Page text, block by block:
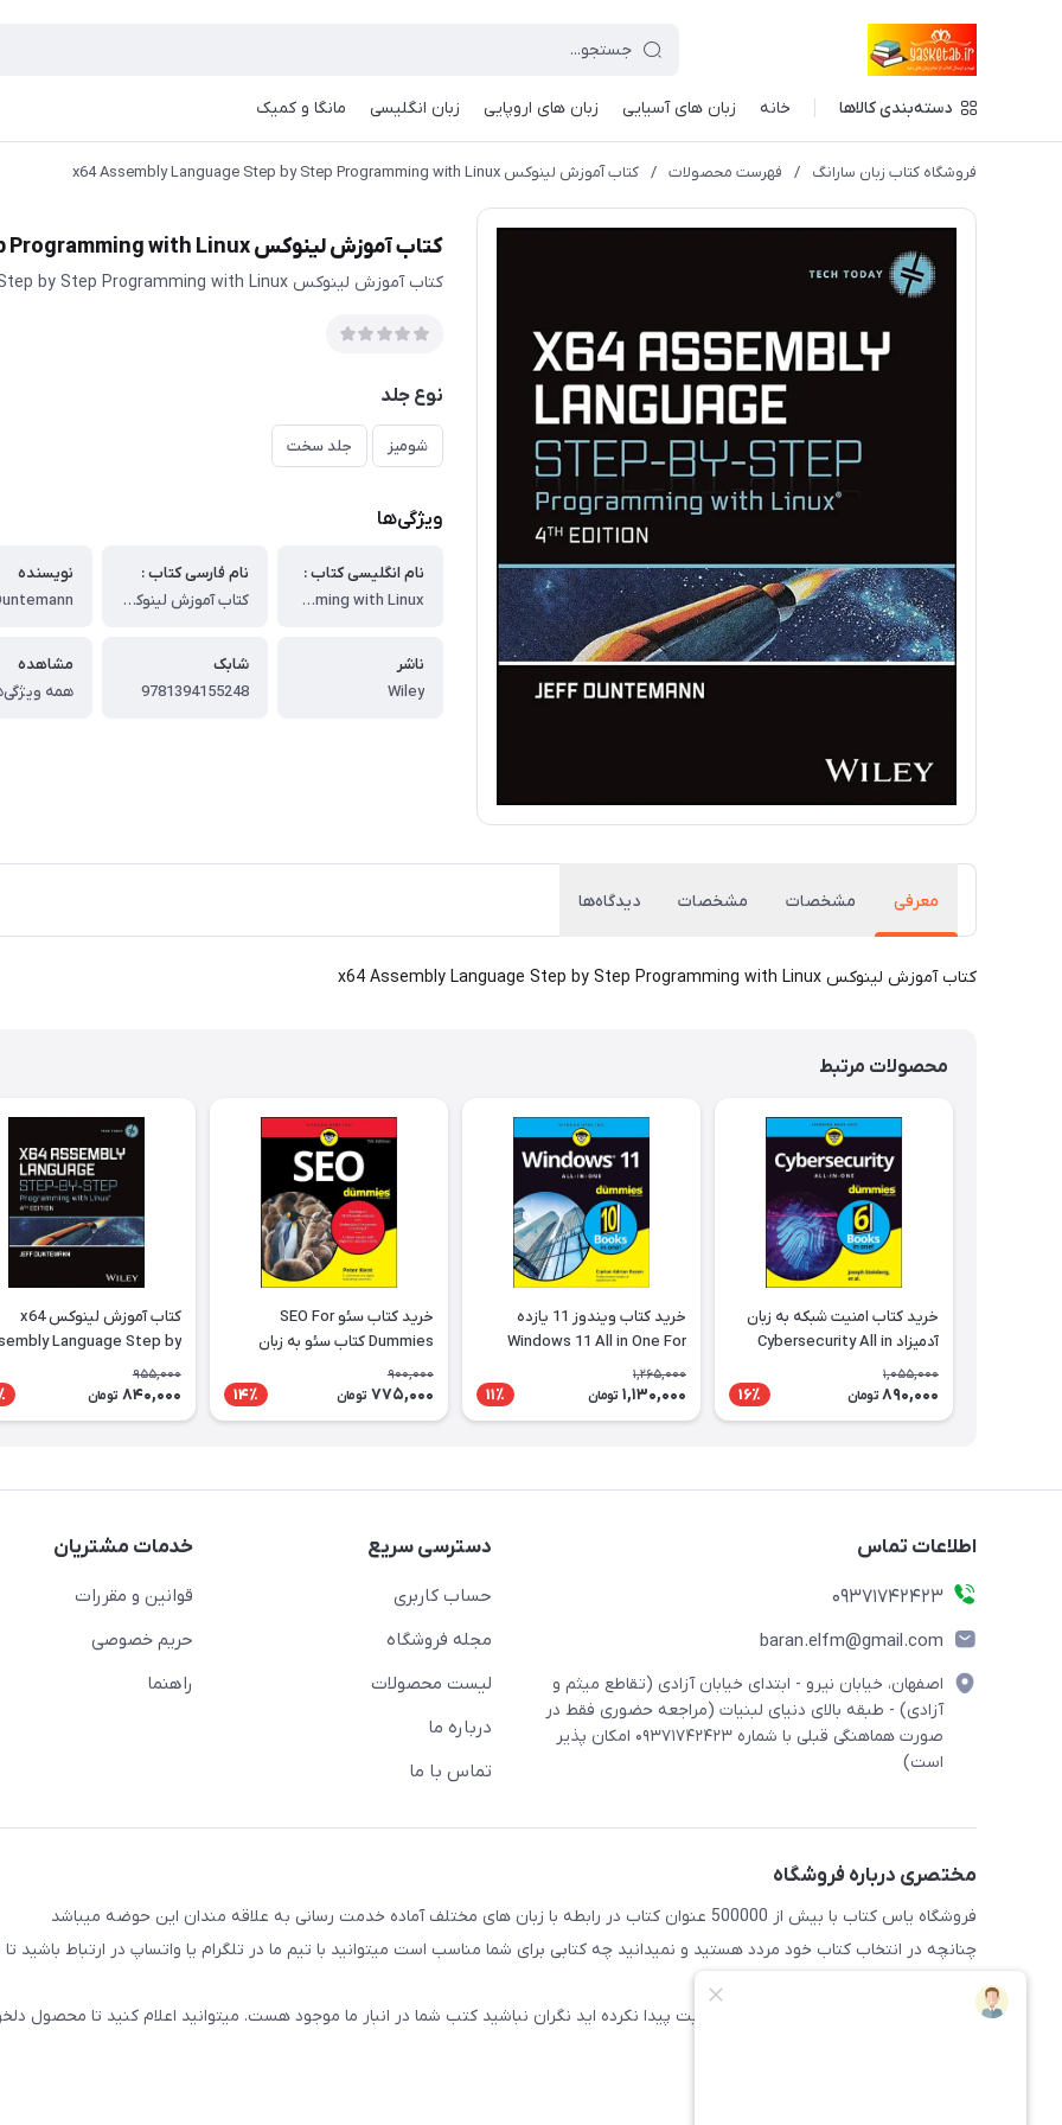
دسته‌بندی کالاها خانه زبان های آسیایی زبان های اروپایی زبان انگلیسی مانگا و کمیک
فروشگاه کتاب زبان سارانگ / فهرست محصولات / کتاب آموزش لینوکس x64 Assembly Language Step by Step Programming with Linux
کتاب آموزش لینوکس x64 Assembly Language Step by Step Programming with Linux
کتاب آموزش لینوکس x64 Assembly Language Step by Step Programming with Linux
نوع جلد
شومیز جلد سخت
ویژگی‌ها
نام انگلیسی کتاب :
x64 Assembly Language Step by Step Programming with Linux
نام فارسی کتاب :
کتاب آموزش لینوکس
نویسنده
ناشر
Wiley
شابک
9781394155248
مشاهده
همه
معرفی مشخصات مشخصات دیدگاه‌ها
کتاب آموزش لینوکس x64 Assembly Language Step by Step Programming with Linux
محصولات مرتبط
خرید کتاب امنیت شبکه به زبان
آدمیزاد Cybersecurity All in
One For Dummies
1,055,000
890,000 تومان 16٪
خرید کتاب ویندوز 11 یازده
Windows 11 All in One For
زبان آدمیزاد
1,265,000
1,130,000 تومان 11٪
خرید کتاب سئو SEO For
Dummies کتاب سئو به زبان
آدمیزاد
900,000
775,000 تومان 14٪
کتاب آموزش لینوکس x64
Language Step by
Programming with Linux
955,000
840,000 تومان
اطلاعات تماس
09371742423
baran.elfm@gmail.com
اصفهان، خیابان نیرو - ابتدای خیابان آزادی (تقاطع میثم و
آزادی) - طبقه بالای دنیای لبنیات (مراجعه حضوری فقط در
صورت هماهنگی قبلی با شماره ۰۹۳۷۱۷۴۲۴۲۳ امکان پذیر
است)
دسترسی سریع
حساب کاربری
مجله فروشگاه
لیست محصولات
درباره ما
تماس با ما
خدمات مشتریان
قوانین و مقررات
حریم خصوصی
راهنما
مختصری درباره فروشگاه
فروشگاه یاس کتاب با بیش از 500000 عنوان کتاب در رابطه با زبان های مختلف آماده خدمت رسانی به علاقه مندان این حوضه میباشد
چنانچه در انتخاب کتاب خود مردد هستید و نمیدانید چه کتابی برای شما مناسب است میتوانید با تیم ما در تلگرام یا واتساپ در ارتباط باشید تا
همچنین اگر کتاب مورد نظر خود را در سایت پیدا نکرده اید نگران نباشید کتب شما در انبار ما موجود هست. میتوانید اعلام کنید تا محصول